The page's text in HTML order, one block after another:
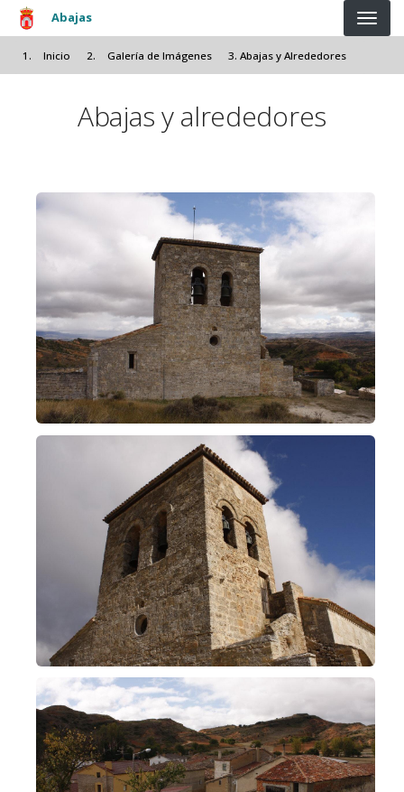
Pasar al contenido principal
Abajas
Inicio Galería de Imágenes Abajas y Alrededores
Abajas y alrededores